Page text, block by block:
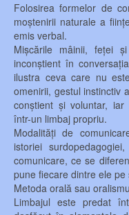
Folosirea formelor de
moștenirii naturale a
emis verbal.
Mișcările mâinii, feței
inconștient în
ilustra ceva care nu
omenirii, gestul instinctiv
conștient și voluntar,
într-un limbaj propriu.
Modalități de
istoriei
comunicare, ce se
pune fiecare dintre ele
Metoda orală sau
Limbajul este predat